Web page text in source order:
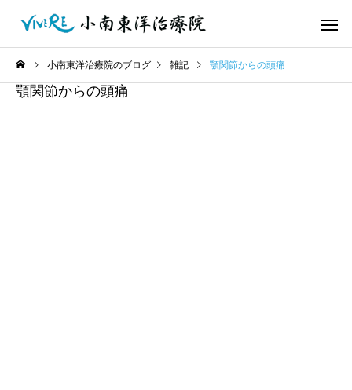
小南東洋治療院のブログ 雑記 顎関節からの頭痛
顎関節からの頭痛